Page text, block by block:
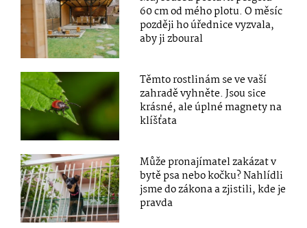
60 cm od mého plotu. O měsíc
později ho úřednice vyzvala,
aby ji zboural
Těmto rostlinám se ve vaší
zahradě vyhněte. Jsou sice
krásné, ale úplné magnety na
klíšťata
Může pronajímatel zakázat v
bytě psa nebo kočku? Nahlídli
jsme do zákona a zjistili, kde je
pravda